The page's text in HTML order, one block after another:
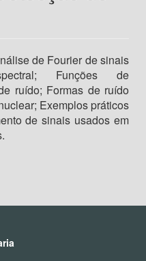
de Fourier de sinais
Funções de
ruído; Formas de ruído
Exemplos práticos
de sinais usados em